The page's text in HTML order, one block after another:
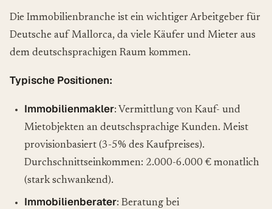
Die Immobilienbranche ist ein wichtiger Arbeitgeber für
Deutsche auf Mallorca, da viele Käufer und Mieter aus
dem deutschsprachigen Raum kommen.
Typische Positionen:
Immobilienmakler: Vermittlung von Kauf- und
Mietobjekten an deutschsprachige Kunden. Meist
provisionbasiert (3-5% des Kaufpreises).
Durchschnittseinkommen: 2.000-6.000 € monatlich
(stark schwankend).
Immobilienberater: Beratung bei